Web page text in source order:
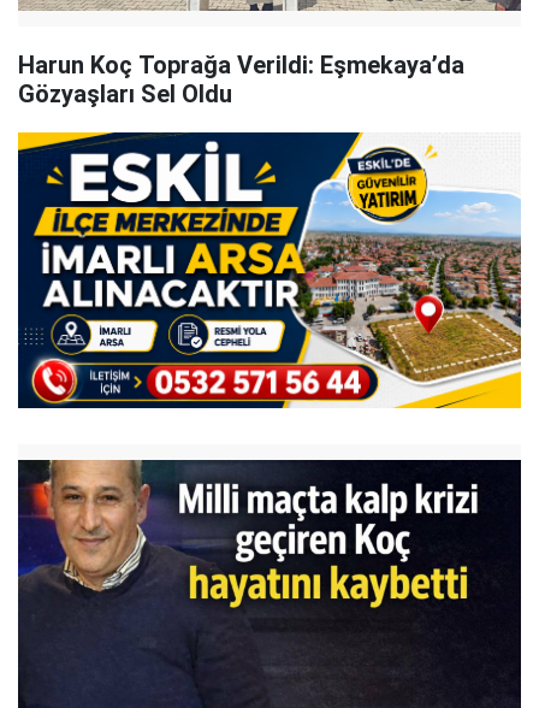
Harun Koç Toprağa Verildi: Eşmekaya’da
Gözyaşları Sel Oldu